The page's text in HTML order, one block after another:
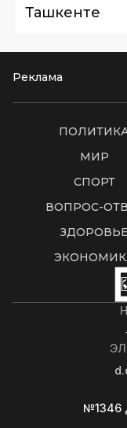
Ташкенте
Реклама
МИР
СПОРТ
ВОПРОС-
ЗДОРОВЬЕ
№1346